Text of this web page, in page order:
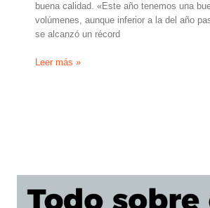
buena calidad. «Este año tenemos una
volúmenes, aunque inferior a la del año
se alcanzó un récord
Enrique
del
Cerro:
«Muchas
Leer más »